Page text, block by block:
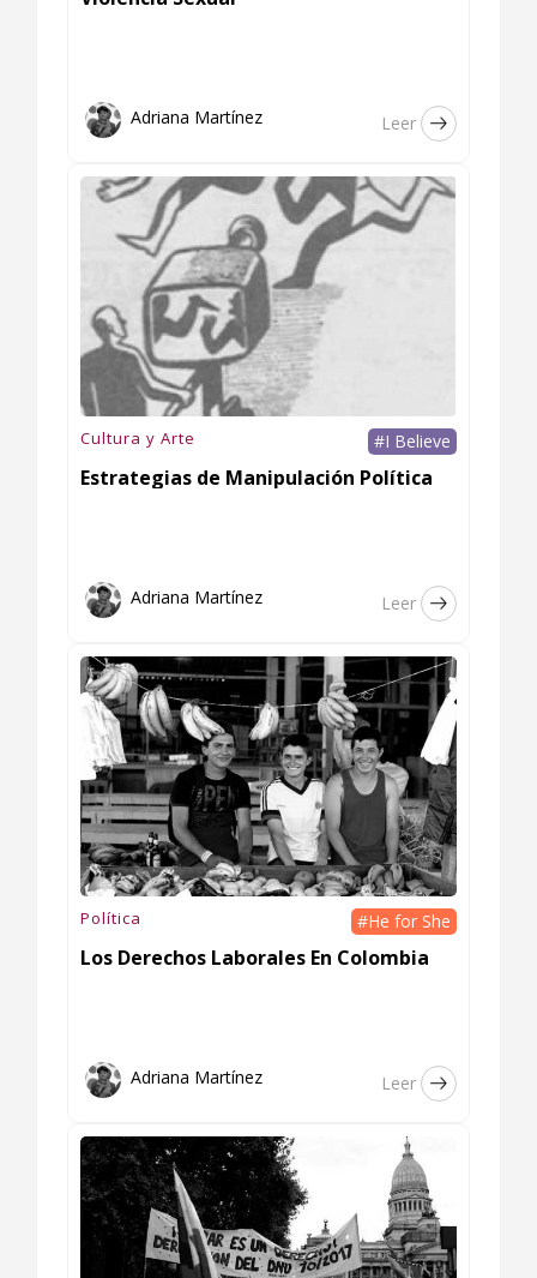
Adriana Martínez Leer
Cultura y Arte #I Believe
Estrategias de Manipulación Política
Adriana Martínez Leer
Política #He for She
Los Derechos Laborales En Colombia
Adriana Martínez Leer